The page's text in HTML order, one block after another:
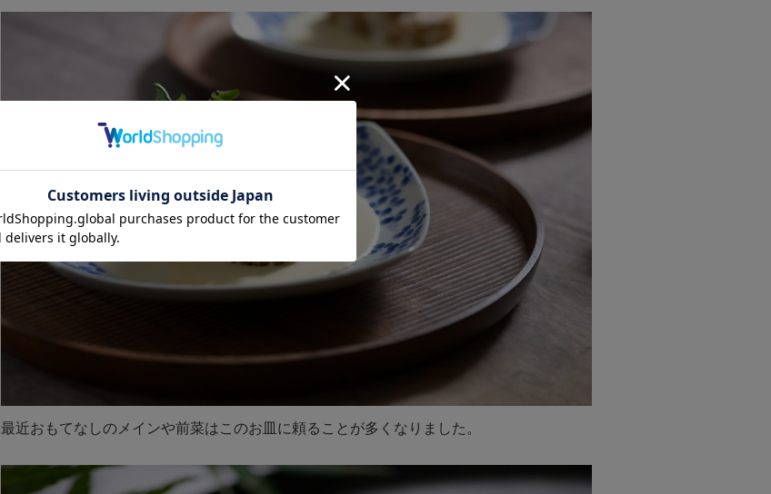
最近おもてなしのメインや前菜はこのお皿に頼ることが多くなりました。